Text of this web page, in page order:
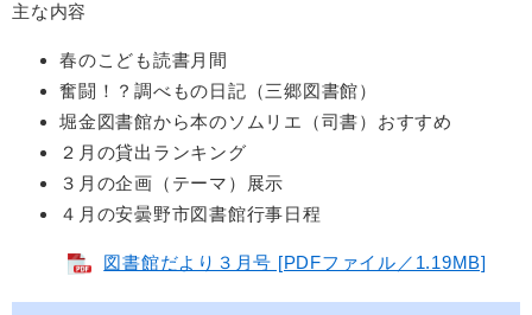
主な内容
春のこども読書月間
奮闘！？調べもの日記（三郷図書館）
堀金図書館から本のソムリエ（司書）おすすめ
２月の貸出ランキング
３月の企画（テーマ）展示
４月の安曇野市図書館行事日程
図書館だより３月号 [PDFファイル／1.19MB]